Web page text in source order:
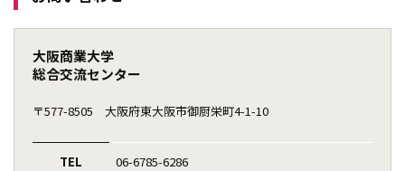
大阪商業大学
総合交流センター
〒577-8505 大阪府東大阪市御厨栄町4-1-10
TEL 06-6785-6286